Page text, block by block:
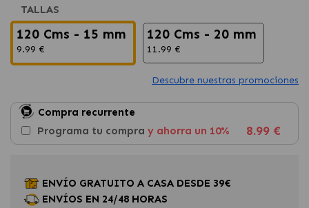
TALLAS
120 Cms - 15 mm
9.99 €
120 Cms - 20 mm
11.99 €
Descubre nuestras promociones
Compra recurrente
Programa tu compra y ahorra un 10% 8.99 €
ENVÍO GRATUITO A CASA DESDE 39€
ENVÍOS EN 24/48 HORAS